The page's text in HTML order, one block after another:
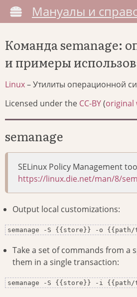
Мануалы и
Команда semanage:
и примеры
Linux– Утилиты операционной
Licensed under the CC-BY(original
semanage
SELinux Policy Management
https://linux.die.net/man/8/
Output local customizations:
semanage -S {{store}} -o
Take a set of commands from a
them in a single transaction:
semanage -S {{store}} -i